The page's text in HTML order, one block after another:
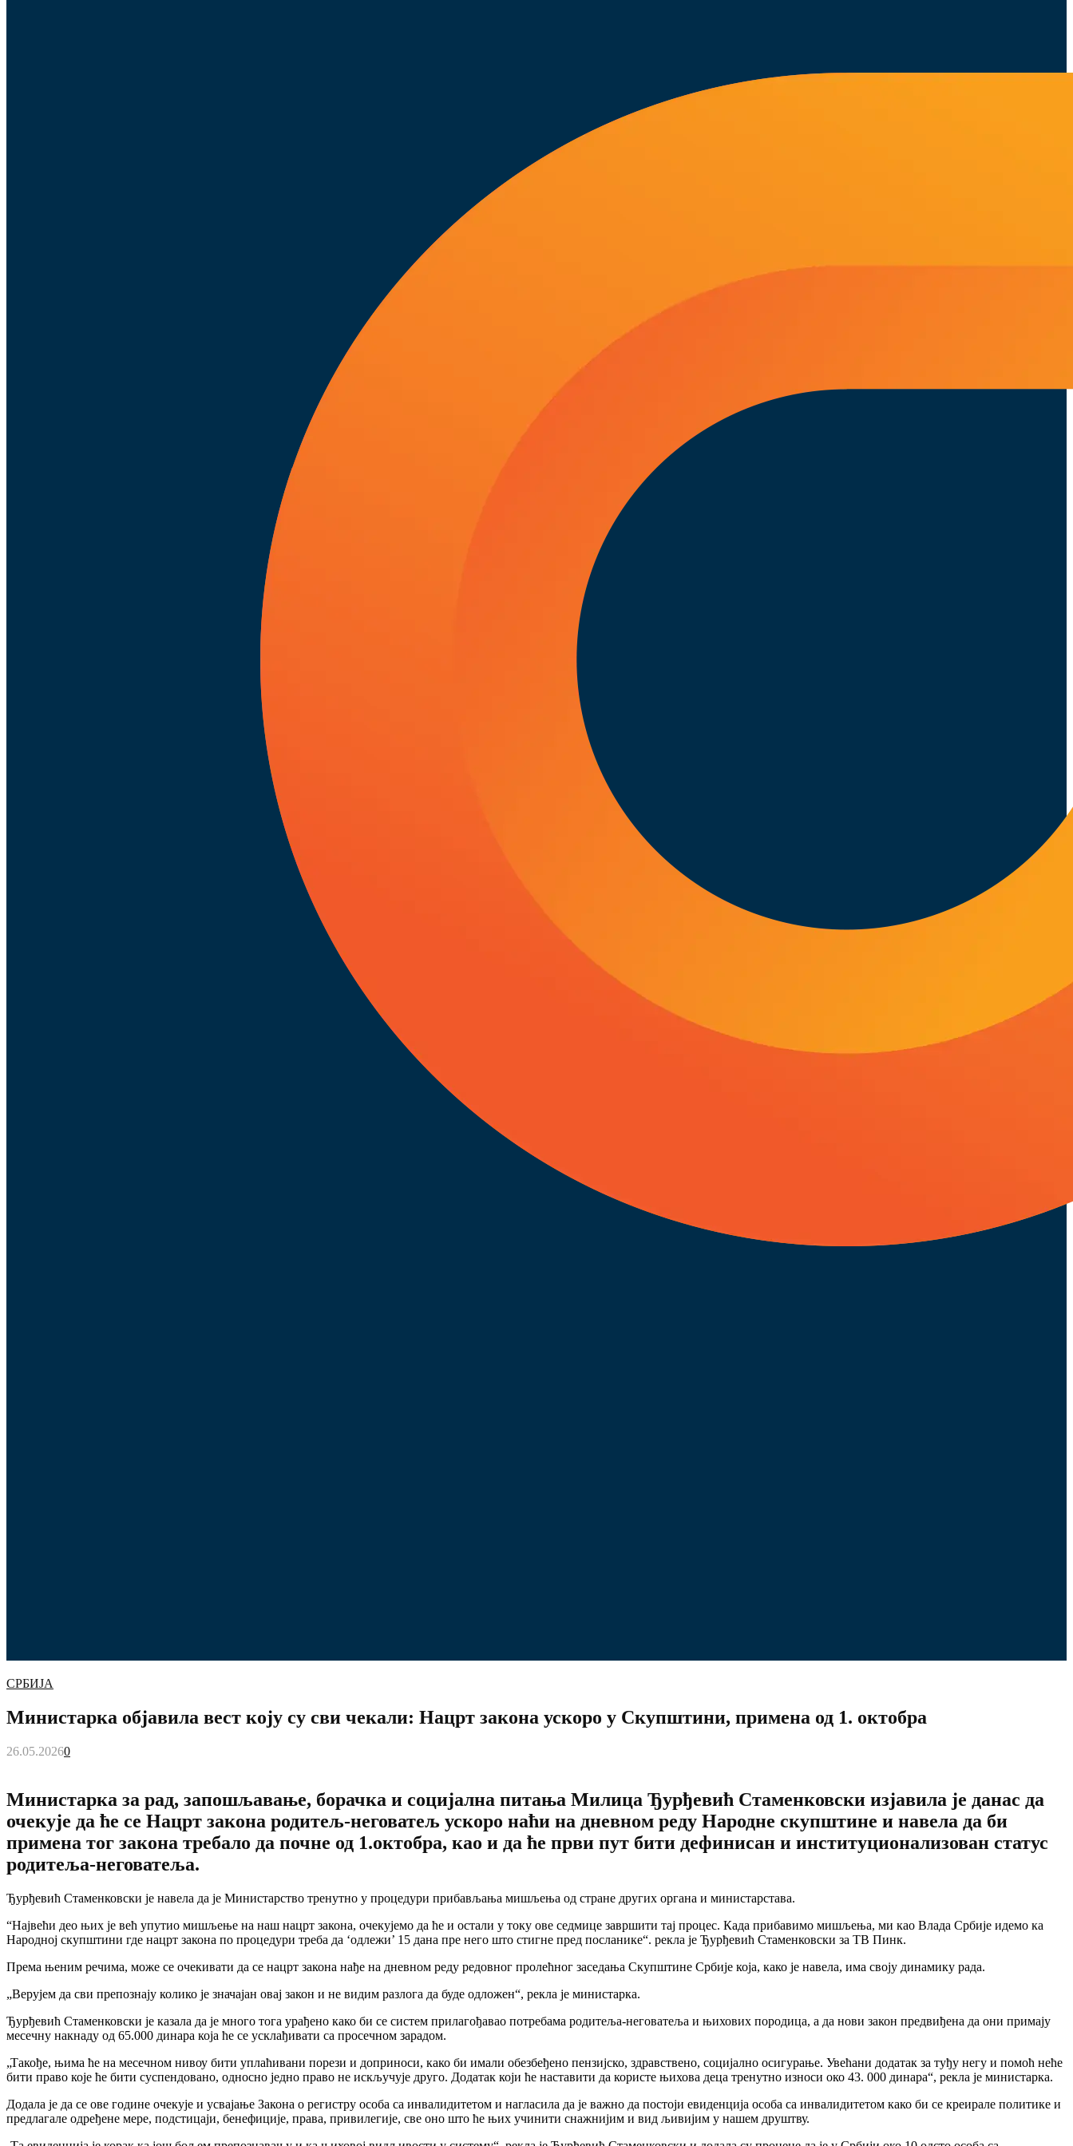
СРБИЈА
Министарка објавила вест коју су сви чекали: Нацрт закона ускоро у Скупштини, примена од 1. октобра
26.05.20260
Министарка за рад, запошљавање, борачка и социјална питања Милица Ђурђевић Стаменковски изјавила је данас да
очекује да ће се Нацрт закона родитељ-неговатељ ускоро наћи на дневном реду Народне скупштине и навела да би
примена тог закона требало да почне од 1.октобра, као и да ће први пут бити дефинисан и институционализован статус
родитеља-неговатеља.
Ђурђевић Стаменковски је навела да је Министарство тренутно у процедури прибављања мишљења од стране других органа и министарстава.
“Највећи део њих је већ упутио мишљење на наш нацрт закона, очекујемо да ће и остали у току ове седмице завршити тај процес. Када прибавимо мишљења, ми као Влада Србије идемо ка
Народној скупштини где нацрт закона по процедури треба да ‘одлежи’ 15 дана пре него што стигне пред посланике“. рекла је Ђурђевић Стаменковски за ТВ Пинк.
Према њеним речима, може се очекивати да се нацрт закона нађе на дневном реду редовног пролећног заседања Скупштине Србије која, како је навела, има своју динамику рада.
„Верујем да сви препознају колико је значајан овај закон и не видим разлога да буде одложен“, рекла је министарка.
Ђурђевић Стаменковски је казала да је много тога урађено како би се систем прилагођавао потребама родитеља-неговатеља и њихових породица, а да нови закон предвиђена да они примају
месечну накнаду од 65.000 динара која ће се усклађивати са просечном зарадом.
„Такође, њима ће на месечном нивоу бити уплаћивани порези и доприноси, како би имали обезбеђено пензијско, здравствено, социјално осигурање. Увећани додатак за туђу негу и помоћ неће
бити право које ће бити суспендовано, односно једно право не искључује друго. Додатак који ће наставити да користе њихова деца тренутно износи око 43. 000 динара“, рекла је министарка.
Додала је да се ове године очекује и усвајање Закона о регистру особа са инвалидитетом и нагласила да је важно да постоји евиденција особа са инвалидитетом како би се креирале политике и
предлагале одређене мере, подстицаји, бенефиције, права, привилегије, све оно што ће њих учинити снажнијим и вид љивијим у нашем друштву.